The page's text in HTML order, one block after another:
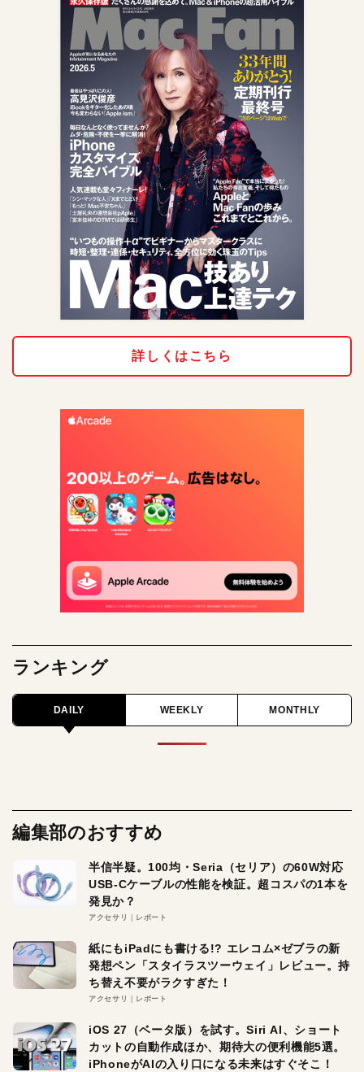
詳しくはこちら
ランキング
DAILY WEEKLY MONTHLY
編集部のおすすめ
半信半疑。100均・Seria（セリア）の60W対応
USB-Cケーブルの性能を検証。超コスパの1本を
発見か？
アクセサリ レポート
紙にもiPadにも書ける!? エレコム×ゼブラの新
発想ペン「スタイラスツーウェイ」レビュー。持
ち替え不要がラクすぎた！
アクセサリ レポート
iOS 27（ベータ版）を試す。Siri AI、ショート
カットの自動作成ほか、期待大の便利機能5選。
iPhoneがAIの入り口になる未来はすぐそこ！